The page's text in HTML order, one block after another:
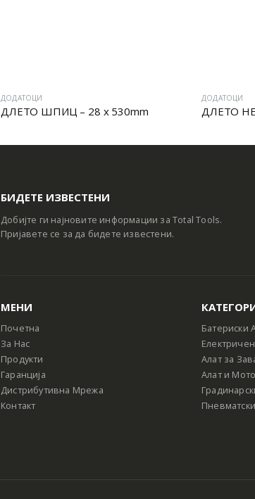
ДОДАТОЦИ
ДЛЕТО ШПИЦ – 28 x 530mm
ДОДАТОЦИ
ДЛЕТО
БИДЕТЕ ИЗВЕСТЕНИ
Добијте ги најновите информации за Total Tools.
Пријавете се за да бидете известени.
МЕНИ
Почетна
За Нас
Продукти
Гаранција
Дистрибутивна Мрежа
Контакт
Батериски
Алат за
Алат и